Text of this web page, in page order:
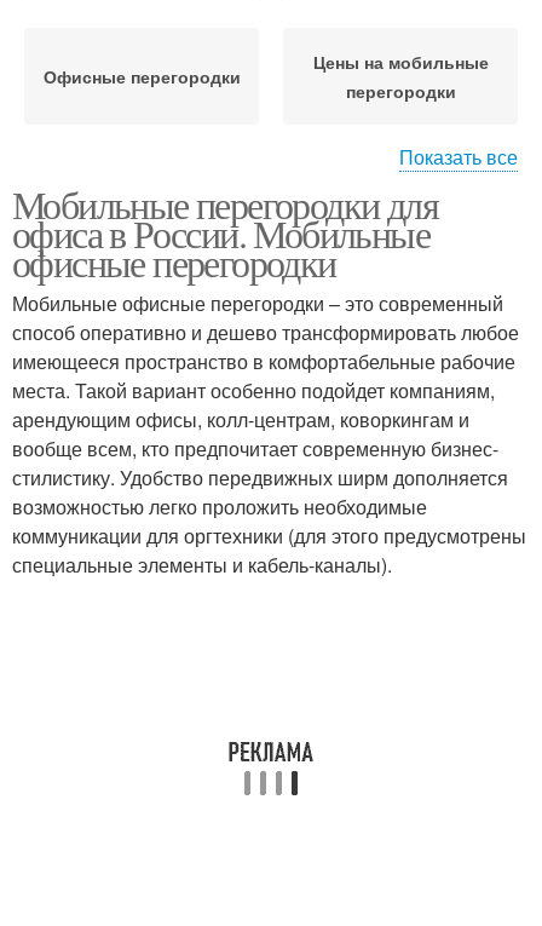
Офисные перегородки
Цены на мобильные
перегородки
Перегородки для
склада
перегородка
Перегородки для
зонирования
Стеклянные
перегородки
Показать все
Мобильные перегородки для
офиса в России. Мобильные
офисные перегородки
Мобильные офисные перегородки – это современный
способ оперативно и дешево трансформировать любое
имеющееся пространство в комфортабельные рабочие
места. Такой вариант особенно подойдет компаниям,
арендующим офисы, колл-центрам, коворкингам и
вообще всем, кто предпочитает современную бизнес-
стилистику. Удобство передвижных ширм дополняется
возможностью легко проложить необходимые
коммуникации для оргтехники (для этого предусмотрены
специальные элементы и кабель-каналы).